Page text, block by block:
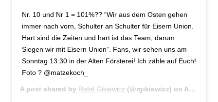
Nr. 10 und Nr 1 = 101%?? “Wir aus dem Osten gehen
immer nach vorn, Schulter an Schulter für Eisern Union.
Hart sind die Zeiten und hart ist das Team, darum
Siegen wir mit Eisern Union“. Fans, wir sehen uns am
Sonntag 13:30 in der Alten Försterei! Ich zähle auf Euch!
Foto ? @matzekoch_
A post shared by Rafal Gikiewicz (@rgikiewicz) on Apr 22, 2019 at 1:02am PDT